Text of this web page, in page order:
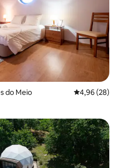
do Meio
4,96 (28)